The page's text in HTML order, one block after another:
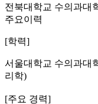
전북대학교 수의과대
주요이력
[학력]
서울대학교 수의과대
리학)
[주요 경력]